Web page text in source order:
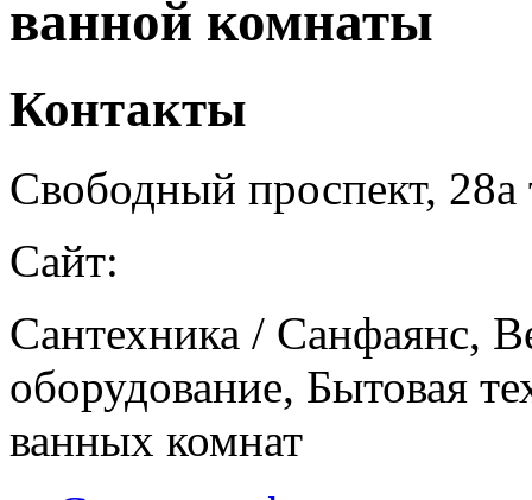
ванной комнаты
Контакты
Свободный проспект,
Сайт:
Сантехника / Санфаянс,
оборудование, Бытовая
ванных комнат